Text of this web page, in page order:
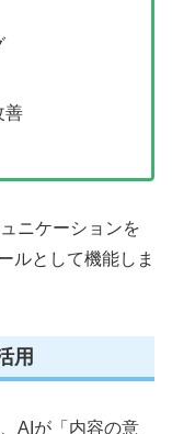
善
ニケーションを
ルとして機能しま
用
AIが「内容の意